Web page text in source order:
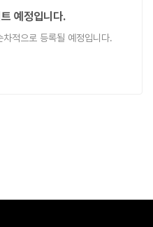
예정입니다.
적으로 등록될 예정입니다.